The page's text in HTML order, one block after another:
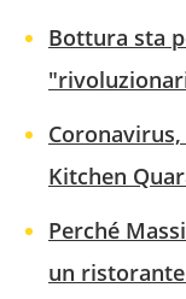
Bottura sta
Kitchen
Perché
un